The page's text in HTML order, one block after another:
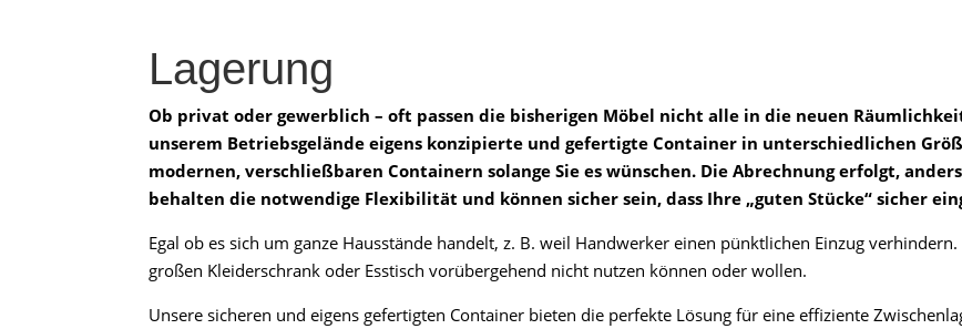
Lagerung
Ob privat oder gewerblich – oft passen die bisherigen Möbel nicht alle in die neuen
unserem Betriebsgelände eigens konzipierte und gefertigte Container in unterschiedlichen
modernen, verschließbaren Containern solange Sie es wünschen. Die Abrechnung erfolgt,
behalten die notwendige Flexibilität und können sicher sein, dass Ihre „guten Stücke“ sicher
Egal ob es sich um ganze Hausstände handelt, z. B. weil Handwerker einen pünktlichen Einzug
großen Kleiderschrank oder Esstisch vorübergehend nicht nutzen können oder wollen.
Unsere sicheren und eigens gefertigten Container bieten die perfekte Lösung für eine effiziente